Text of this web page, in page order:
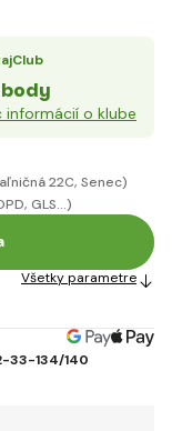
body
informácií o klube
22C, Senec)
GLS...)
Všetky parametre
33-134/140